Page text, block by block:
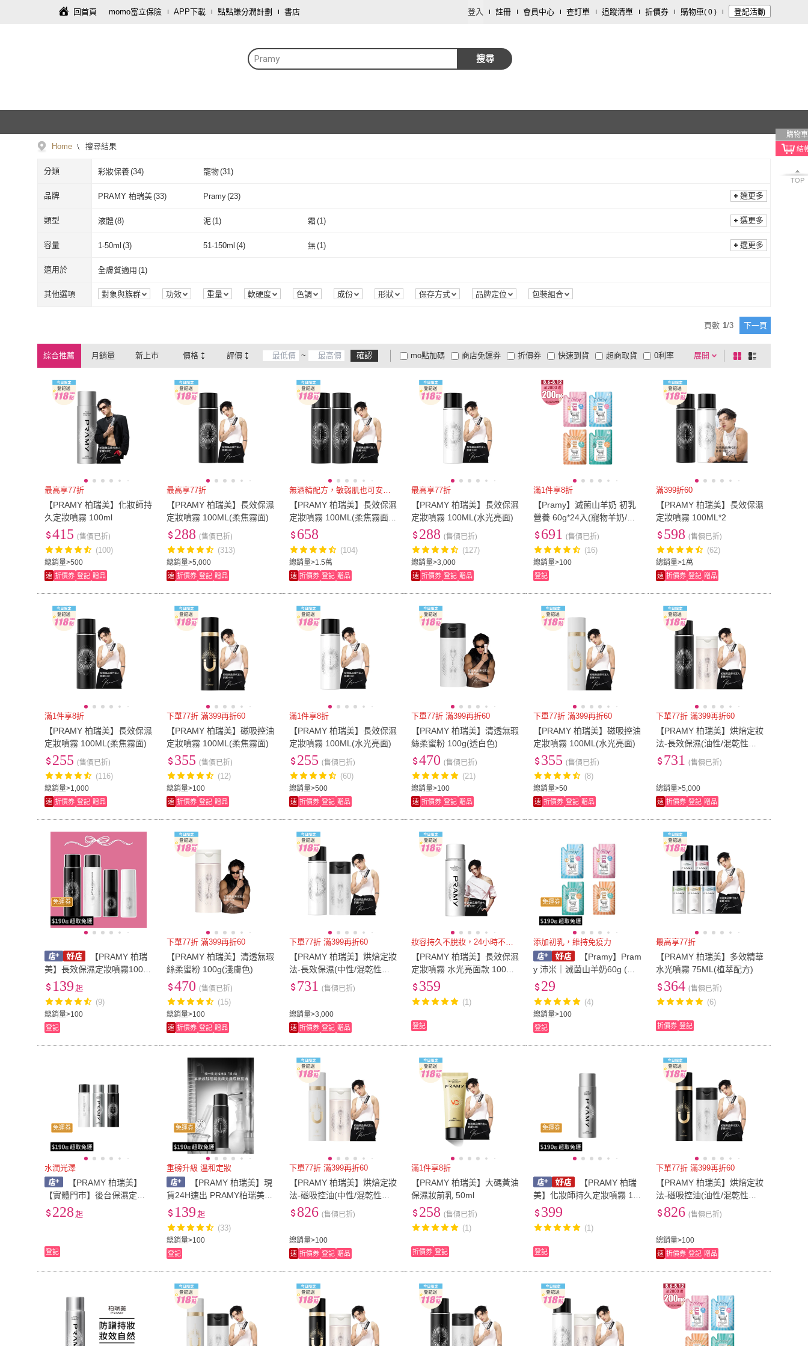
回首頁 momo富立保險 APP下載 點點賺分潤計劃 書店 登入 註冊 會員中心 查訂單 追蹤清單 折價券 購物車( 0 ) 登記活動
Pramy 搜尋
購物車
TOP
Home 搜尋結果
分類 彩妝保養(34) 寵物(31)
品牌 PRAMY 柏瑞美(33) Pramy(23)
PRAMY 柏瑞美 Pramy
選更多
類型 液體(8) 泥 (1) 霜 (1)
液體(8 泥(1 )
選更多
容量 1-50ml (3) 51-150ml (4) 無(1)
1-50ml(3)
選更多
適用於 全膚質適用 (1)
全膚質適用
其他選項 對象與族群 功效 重量 軟硬度 色調 成份 形狀 保存方式 品牌定位 包裝組合
頁數 1/3 下一頁
綜合推薦 月銷量 新上市 價格 評價 ~ 確認 展開
折價券
有影片
商品有量 電視購物
mo點加碼 快速到貨 超商取貨
低溫宅配
大家電安心配
大家電快配
商店免運券 0利率
貨到付款
及以上 及以上 1 及以上
棋
盤
列
最高享77折
【PRAMY 柏瑞美】化妝師持
久定妝噴霧 100ml
總銷量>500
415 (售價已折)
(100)
速 折價券 登記 贈品
最高享77折
【PRAMY 柏瑞美】長效保濕
定妝噴霧 100ML(柔焦霧面)
總銷量>5,000
288 (售價已折)
(313)
速 折價券 登記 贈品
無酒精配方，敏弱肌也可安心使用
【PRAMY 柏瑞美】長效保濕
定妝噴霧 100ML(柔焦霧面2
入組)
總銷量>1.5萬
658
(104)
速 折價券 登記 贈品
最高享77折
【PRAMY 柏瑞美】長效保濕
定妝噴霧 100ML(水光亮面)
總銷量>3,000
288 (售價已折)
(127)
速 折價券 登記 贈品
滿1件享8折
【Pramy】滅菌山羊奶 初乳
營養 60g*24入(寵物羊奶/貓
狗羊奶/犬貓、小動物皆可食
用/全齡狗貓)
總銷量>100
691
(售價已折)
(16)
登記
滿399折60
【PRAMY 柏瑞美】長效保濕
定妝噴霧 100ML*2
總銷量>1萬
598 (售價已折)
(62)
速 折價券 登記 贈品
滿1件享8折
【PRAMY 柏瑞美】長效保濕
定妝噴霧 100ML(柔焦霧面)
總銷量>1,000
255 (售價已折)
(116)
速 折價券 登記 贈品
下單77折 滿399再折60
【PRAMY 柏瑞美】磁吸控油
定妝噴霧 100ML(柔焦霧面)
總銷量>100
355 (售價已折)
(12)
速 折價券 登記 贈品
滿1件享8折
【PRAMY 柏瑞美】長效保濕
定妝噴霧 100ML(水光亮面)
總銷量>500
255 (售價已折)
(60)
速 折價券 登記 贈品
下單77折 滿399再折60
【PRAMY 柏瑞美】清透無瑕
絲柔蜜粉 100g(透白色)
總銷量>100
470 (售價已折)
(21)
速 折價券 登記 贈品
下單77折 滿399再折60
【PRAMY 柏瑞美】磁吸控油
定妝噴霧 100ML(水光亮面)
總銷量>50
355 (售價已折)
(8)
速 折價券 登記 贈品
下單77折 滿399再折60
【PRAMY 柏瑞美】烘焙定妝
法-長效保濕(油性/混乾性膚
質+偏黃和偏深膚色)
總銷量>5,000
731 (售價已折)
速 折價券 登記 贈品
免運券
【PRAMY 柏瑞
美】長效保濕定妝噴霧100m
l/30ml 油皮乾皮
總銷量>100
139 起
(9)
登記
下單77折 滿399再折60
【PRAMY 柏瑞美】清透無瑕
絲柔蜜粉 100g(淺膚色)
總銷量>100
470 (售價已折)
(15)
速 折價券 登記 贈品
下單77折 滿399再折60
【PRAMY 柏瑞美】烘焙定妝
法-長效保濕(中性/混乾性膚
質+自然和白皙膚色)
總銷量>3,000
731 (售價已折)
速 折價券 登記 贈品
妝容持久不脫妝，24小時不暈染
【PRAMY 柏瑞美】長效保濕
定妝噴霧 水光亮面款 100ml
- (新包裝)
359
(1)
登記
免運券
添加初乳，維持免疫力
【Pramy】Pram
y 沛米｜滅菌山羊奶60g (寵
物羊奶 初乳 犬貓適用)
總銷量>100
29
(4)
登記
最高享77折
【PRAMY 柏瑞美】多效精華
水光噴霧 75ML(植萃配方)
364 (售價已折)
(6)
折價券 登記
免運券
水潤光澤
【PRAMY 柏瑞美】
【實體門市】後台保濕定妝
噴霧
228 起
登記
免運券
重磅升級 溫和定妝
【PRAMY 柏瑞美】現
貨24H速出 PRAMY柏瑞美
定妝噴霧 持久定妝控油防水
防汗不脫妝 台灣總代發貨(定
妝噴霧/持久定妝/不易脫妝)
總銷量>100
139 起
(33)
登記
下單77折 滿399再折60
【PRAMY 柏瑞美】烘焙定妝
法-磁吸控油(中性/混乾性膚
質+偏黃和偏深膚色)
總銷量>100
826 (售價已折)
速 折價券 登記 贈品
滿1件享8折
【PRAMY 柏瑞美】大碼黃油
保濕妝前乳 50ml
258 (售價已折)
(1)
折價券 登記
免運券
【PRAMY 柏瑞
美】化妝師持久定妝噴霧 10
0ml399
(1)
登記
下單77折 滿399再折60
【PRAMY 柏瑞美】烘焙定妝
法-磁吸控油(油性/混乾性膚
質+自然和白皙膚色)
總銷量>100
826 (售價已折)
速 折價券 登記 贈品